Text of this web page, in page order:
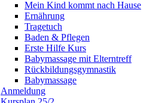
Mein Kind kommt nach Hause
Ernährung
Tragetuch
Baden & Pflegen
Erste Hilfe Kurs
Babymassage mit Elterntreff
Rückbildungsgymnastik
Babymassage
Anmeldung